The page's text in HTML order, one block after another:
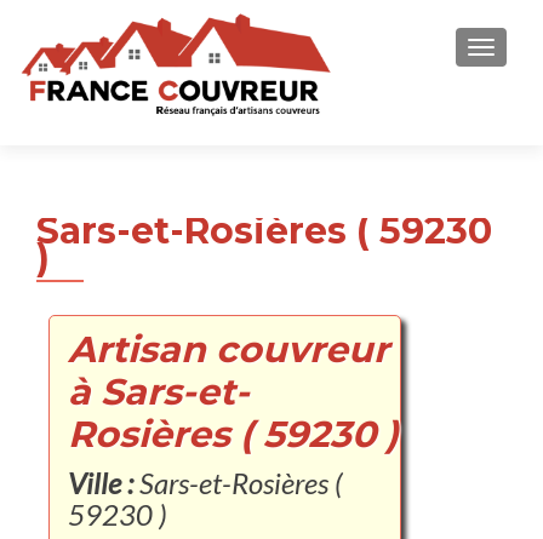
Sars-et-Rosières ( 59230
)
Artisan couvreur
à Sars-et-
Rosières ( 59230 )
Ville :Sars-et-Rosières (
59230 )